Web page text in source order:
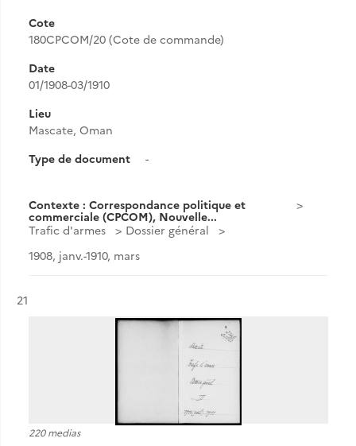
Cote
180CPCOM/20 (Cote de commande)
Date
01/1908-03/1910
Lieu
Mascate, Oman
Type de document
-
Contexte : Correspondance politique et
commerciale (CPCOM), Nouvelle...
Trafic d'armes
Dossier général
1908, janv.-1910, mars
Résultat n°
21
220 medias